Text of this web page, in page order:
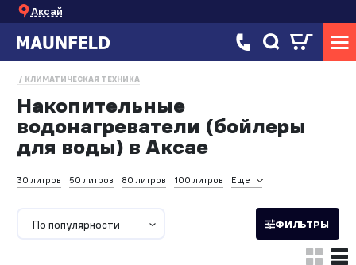
Аксай
КЛИМАТИЧЕСКАЯ ТЕХНИКА
Накопительные
водонагреватели (бойлеры
для воды) в Аксае
30 литров 50 литров 80 литров 100 литров Еще
По популярности ФИЛЬТРЫ